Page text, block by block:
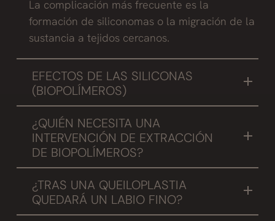
La complicación más frecuente es la
formación de siliconomas o la migración de la
sustancia a tejidos cercanos.
EFECTOS DE LAS SILICONAS
(BIOPOLÍMEROS)
El desplazamiento debido a la gravedad, la
inflamación y la decoloración de los tejidos
circundantes es común, la formación de
receptora son las complicaciones habituales.
También producen problemas a largo plazo y
hasta la muerte, por lo que la extracción de
¿QUIÉN NECESITA UNA
INTERVENCIÓN DE EXTRACCIÓN
DE BIOPOLÍMEROS?
biopolimeros en labios de dos maneras:
¿TRAS UNA QUEILOPLASTIA
QUEDARÁ UN LABIO FINO?